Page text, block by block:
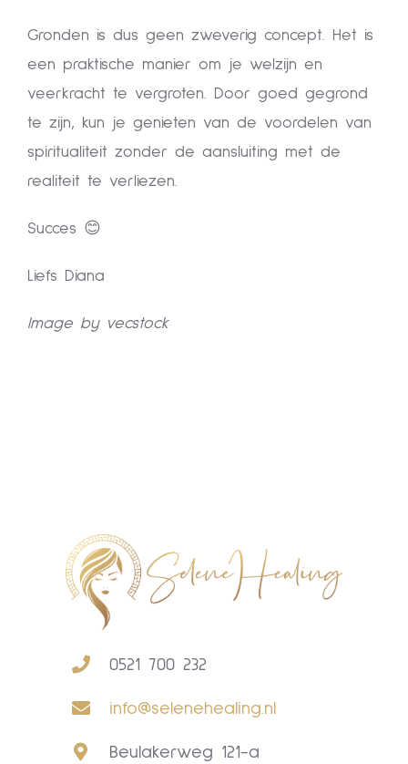
Gronden is dus geen zweverig concept. Het is
een praktische manier om je welzijn en
veerkracht te vergroten. Door goed gegrond
te zijn, kun je genieten van de voordelen van
spiritualiteit zonder de aansluiting met de
realiteit te verliezen.
Succes 😊
Liefs Diana
Image by vecstock
0521 700 232
info@selenehealing.nl
Beulakerweg 121-a